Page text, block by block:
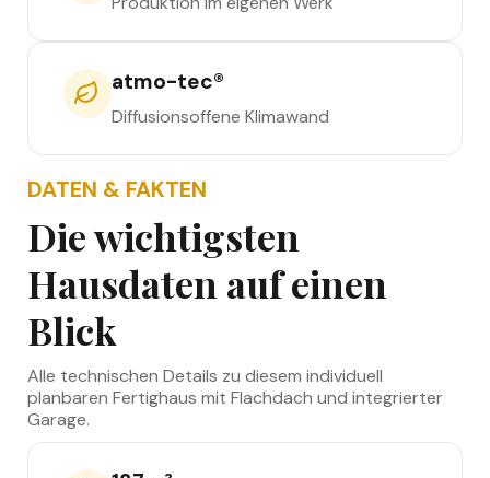
atmo-tec®
Diffusionsoffene Klimawand
DATEN & FAKTEN
Die wichtigsten
Hausdaten auf einen
Blick
Alle technischen Details zu diesem individuell
planbaren Fertighaus mit Flachdach und integrierter
Garage.